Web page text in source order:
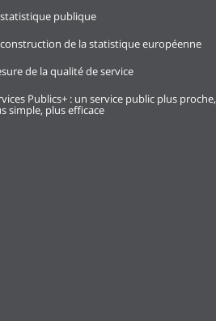
publique
de la statistique européenne
de la qualité de service
Publics+ : un service public plus proche,
simple, plus efficace